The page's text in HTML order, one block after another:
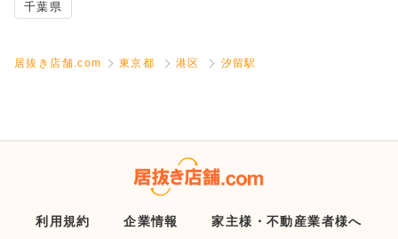
千葉県
居抜き店舗.com 東京都 港区 汐留駅
利用規約 企業情報 家主様・不動産業者様へ